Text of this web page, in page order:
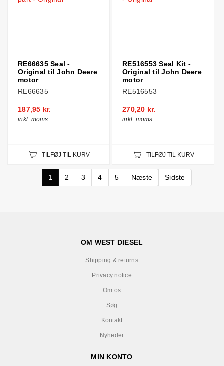
RE66635 Seal -
Original til John Deere
motor
RE66635
187,95 kr.
inkl. moms
TILFØJ TIL KURV
RE516553 Seal Kit -
Original til John Deere
motor
RE516553
270,20 kr.
inkl. moms
TILFØJ TIL KURV
1 2 3 4 5 Næste Sidste
OM WEST DIESEL
Shipping & returns
Privacy notice
Om os
Søg
Kontakt
Nyheder
MIN KONTO